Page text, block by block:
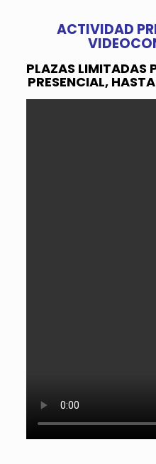
ACTIVIDAD
PLAZAS LIMITADAS
PRESENCIAL,